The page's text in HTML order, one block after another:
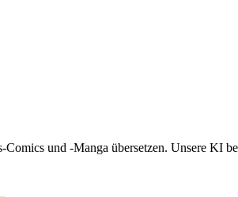
und -Manga übersetzen. Unsere KI